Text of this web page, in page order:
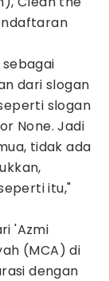
dari slogan
slogan
None. Jadi
tidak ada
itu,"
'Azmi
(MCA) di
dengan